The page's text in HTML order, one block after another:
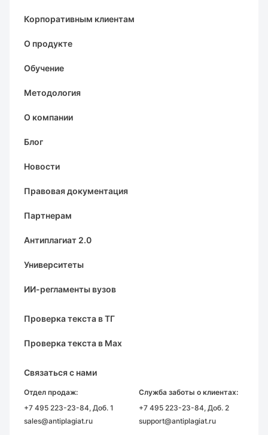
Корпоративным клиентам
О продукте
Обучение
Методология
О компании
Блог
Новости
Правовая документация
Партнерам
Антиплагиат 2.0
Университеты
ИИ-регламенты вузов
Проверка текста в ТГ
Проверка текста в Max
Связаться с нами
Отдел продаж:
+7 495 223-23-84, Доб. 1
sales@antiplagiat.ru
Служба заботы о клиентах:
+7 495 223-23-84, Доб. 2
support@antiplagiat.ru